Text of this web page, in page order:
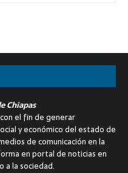
Chiapas
el fin de generar
y económico del estado de
de comunicación en la
en portal de noticias en
a la sociedad.